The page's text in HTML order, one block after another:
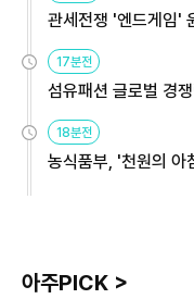
관세전쟁 '엔드게임'
17분전
섬유패션 글로벌 경
18분전
농식품부, '천원의
아주PICK >